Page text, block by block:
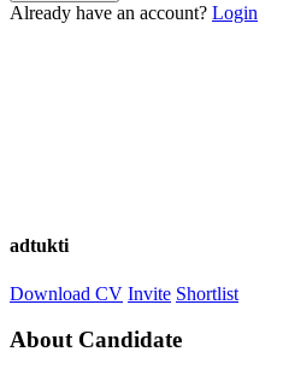
Already have an account? Login
adtukti
Download CV Invite Shortlist
About Candidate